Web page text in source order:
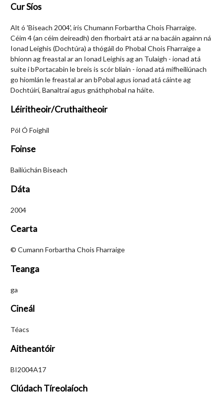
Cur Síos
Alt ó 'Biseach 2004', iris Chumann Forbartha Chois Fharraige.
Céim 4 (an céim deireadh) den fhorbairt atá ar na bacáin againn ná
Ionad Leighis (Dochtúra) a thógáil do Phobal Chois Fharraige a
bhíonn ag freastal ar an Ionad Leighis ag an Tulaigh - ionad atá
suite i bPortacabin le breis is scór bliain - ionad atá mífheiliúnach
go hiomlán le freastal ar an bPobal agus ionad atá cáinte ag
Dochtúirí, Banaltraí agus gnáthphobal na háite.
Léiritheoir/Cruthaitheoir
Pól Ó Foighil
Foinse
Bailiúchán Biseach
Dáta
2004
Cearta
© Cumann Forbartha Chois Fharraige
Teanga
ga
Cineál
Téacs
Aitheantóir
BI2004A17
Clúdach Tíreolaíoch